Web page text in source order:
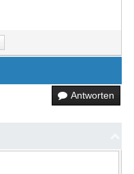
Antworten